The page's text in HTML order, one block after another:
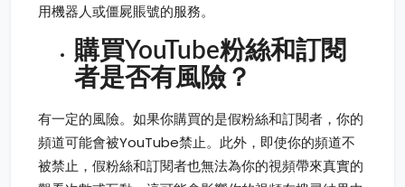
用機器人或僵屍賬號的服務。
購買YouTube粉絲和訂閱
者是否有風險？
有一定的風險。如果你購買的是假粉絲和訂閱者，你的
頻道可能會被YouTube禁止。此外，即使你的頻道不
被禁止，假粉絲和訂閱者也無法為你的視頻帶來真實的